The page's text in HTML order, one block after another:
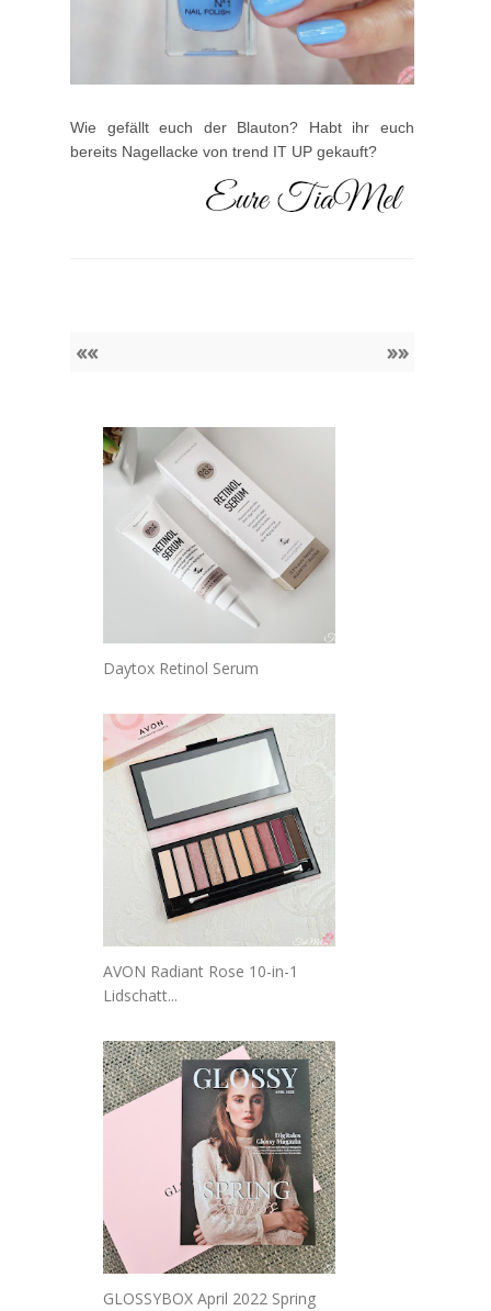
Wie gefällt euch der Blauton? Habt ihr euch
bereits Nagellacke von trend IT UP gekauft?
«« »»
Daytox Retinol Serum
AVON Radiant Rose 10-in-1
Lidschatt...
GLOSSYBOX April 2022 Spring